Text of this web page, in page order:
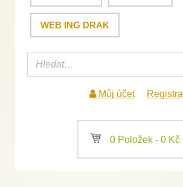
WEB ING DRAK
Můj účet
a 0 Položek - 0 Kč